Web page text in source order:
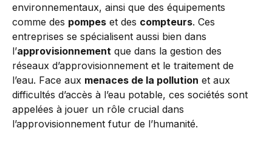
environnementaux, ainsi que des équipements
comme des pompes et des compteurs. Ces
entreprises se spécialisent aussi bien dans
l’approvisionnement que dans la gestion des
réseaux d’approvisionnement et le traitement de
l’eau. Face aux menaces de la pollution et aux
difficultés d’accès à l’eau potable, ces sociétés sont
appelées à jouer un rôle crucial dans
l’approvisionnement futur de l’humanité.